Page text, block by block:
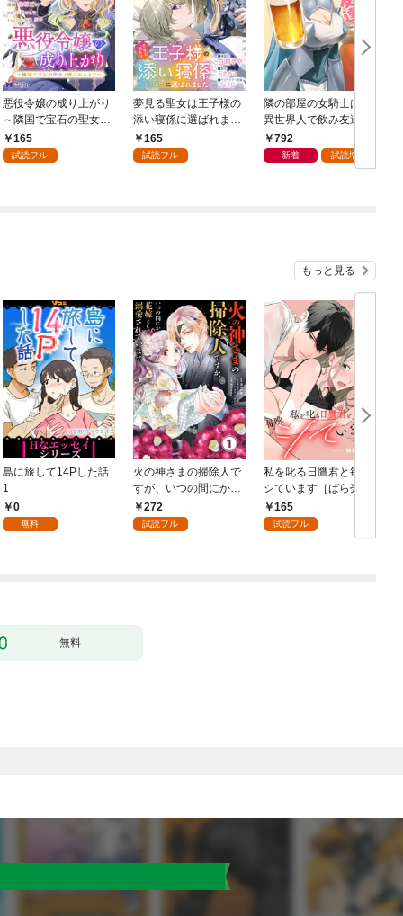
悪役令嬢の成り上がり
～隣国で宝石の聖女と
呼ばれるまで～（コミ
ック） 分冊版 1
165
試読フル
夢見る聖女は王子様の
添い寝係に選ばれまし
た（コミック） 分冊版
1
165
試読フル
隣の部屋の女騎士は、
異世界人で飲み友達
（コミック） 1
792
新着 試読増量
もっと見る
島に旅して14Pした話
1
0
無料
火の神さまの掃除人で
すが、いつの間にか花
嫁として溺愛されてい
ます【単話】（１）
272
試読フル
私を叱る日鷹君と毎晩
シています［ばら売
り］ 第1話
165
試読フル
無料